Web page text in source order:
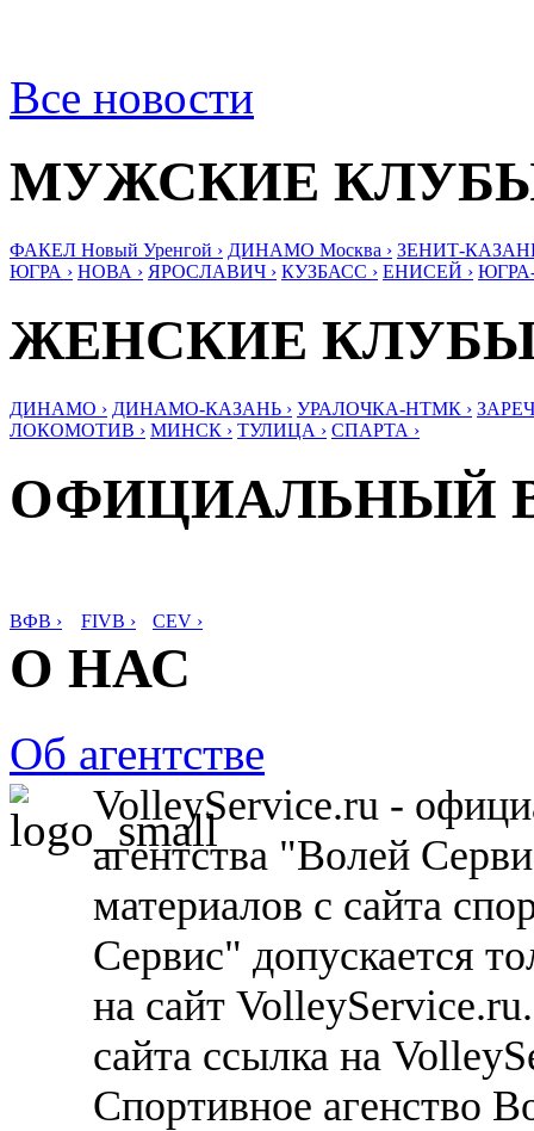
Все новости
МУЖСКИЕ
ФАКЕЛ Новый Уренгой › ДИНАМО Москва › ЗЕНИТ-
ЮГРА › НОВА › ЯРОСЛАВИЧ › КУЗБАСС › ЕНИСЕЙ ›
ЖЕНСКИЕ
ДИНАМО › ДИНАМО-КАЗАНЬ › УРАЛОЧКА-НТМК ›
ЛОКОМОТИВ › МИНСК › ТУЛИЦА › СПАРТА ›
ОФИЦИАЛЬНЫЙ
ВФВ › FIVB › CEV ›
О НАС
Об агентстве
VolleyService.ru -
агентства "Волей
материалов с сайта
Сервис" допускается
на сайт
сайта ссылка на
Спортивное агенство